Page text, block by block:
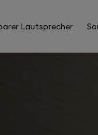
Lautsprecher